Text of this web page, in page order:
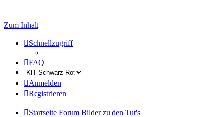
Zum Inhalt
Schnellzugriff
FAQ
Anmelden
Registrieren
Startseite Forum Bilder zu den Tut's